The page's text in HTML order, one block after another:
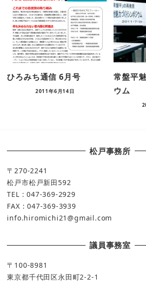
ひろみち通信 6月号
2011年6月14日
常盤平
ウム
松戸事務所
〒270-2241
松戸市松戸新田592
TEL : 047-369-2929
FAX : 047-369-3939
info.hiromichi21@gmail.com
議員事務室
〒100-8981
東京都千代田区永田町2-2-1